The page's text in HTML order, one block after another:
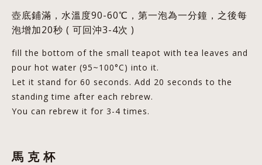
壺底鋪滿，水溫度90-60℃，第一泡為一分鐘，之後每
泡增加20秒 ( 可回沖3-4次 )
fill the bottom of the small teapot with tea leaves and
pour hot water (95~100°C) into it.
Let it stand for 60 seconds. Add 20 seconds to the
standing time after each rebrew.
You can rebrew it for 3-4 times.
馬 克 杯